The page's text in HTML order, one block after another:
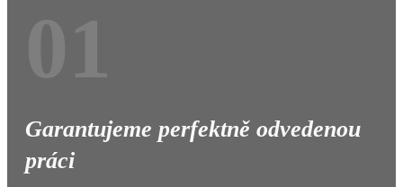
Garantujeme perfektně odvedenou
práci